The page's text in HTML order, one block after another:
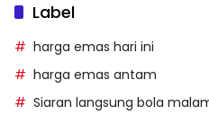
Label
harga emas hari ini
harga emas antam
Siaran langsung bola